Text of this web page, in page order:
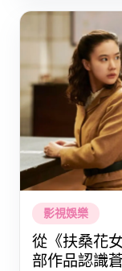
影視娛樂
從《扶桑花
部作品認識